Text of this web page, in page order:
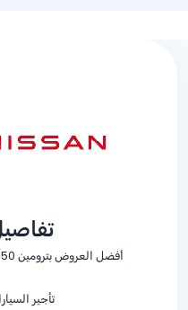
أفضل العروض بترومين 50/50 على سيارات (نيسان) 2026
تأجير